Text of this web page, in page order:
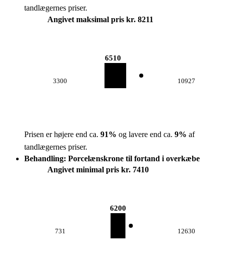
tandlægernes priser.
Angivet maksimal pris kr. 8211
3300
6510
10927
Prisen er højere end ca. 91% og lavere end ca. 9% af
tandlægernes priser.
Behandling: Porcelænskrone til fortand i overkæbe
Angivet minimal pris kr. 7410
731
6200
12630